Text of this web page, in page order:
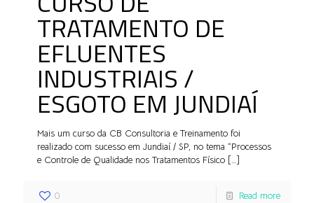
TRATAMENTO DE
EFLUENTES
INDUSTRIAIS /
ESGOTO EM JUNDIAÍ
Mais um curso da CB Consultoria e Treinamento foi
realizado com sucesso em Jundiaí / SP, no tema “Processos
e Controle de Qualidade nos Tratamentos Físico […]
0 Read more